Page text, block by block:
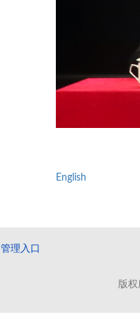
English
管理入口
版